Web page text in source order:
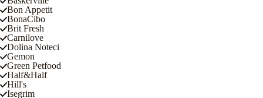
Bon Appetit
BonaCibo
Brit Fresh
Carnilove
Dolina Noteci
Gemon
Green Petfood
Half&Half
Hill's
Isegrim